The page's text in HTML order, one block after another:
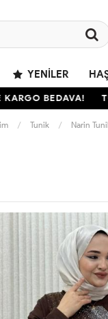
YENILER
BEDAVA!
Tunik Narin